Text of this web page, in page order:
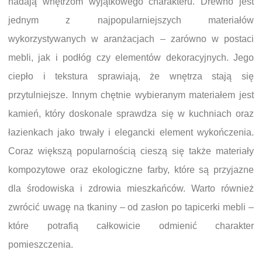
jednym z najpopularniejszych materiałów
wykorzystywanych w aranżacjach – zarówno w postaci
mebli, jak i podłóg czy elementów dekoracyjnych. Jego
ciepło i tekstura sprawiają, że wnętrza stają się
przytulniejsze. Innym chętnie wybieranym materiałem jest
kamień, który doskonale sprawdza się w kuchniach oraz
łazienkach jako trwały i elegancki element wykończenia.
Coraz większą popularnością cieszą się także materiały
kompozytowe oraz ekologiczne farby, które są przyjazne
dla środowiska i zdrowia mieszkańców. Warto również
zwrócić uwagę na tkaniny – od zasłon po tapicerki mebli –
które potrafią całkowicie odmienić charakter
pomieszczenia.